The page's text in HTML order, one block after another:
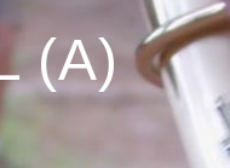
(A)